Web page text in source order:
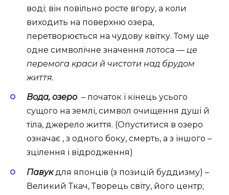
воді; він повільно росте вгору, а коли
виходить на поверхню озера,
перетворюється на чудову квітку. Тому ще
одне символічне значення лотоса — це
перемога краси й чистоти над брудом
життя.
Вода, озеро – початок і кінець усього
сущого на землі, символ очищення душі й
тіла, джерело життя. (Опуститися в озеро
означає , з одного боку, смерть, а з іншого –
зцілення і відродження)
Павукдля японців (з позицій буддизму) –
Великий Ткач, Творець світу, його центр;